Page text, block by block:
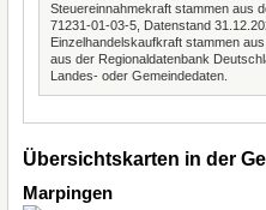
Steuereinnahmekraft stammen aus
71231-01-03-5, Datenstand
Einzelhandelskaufkraft stammen
aus der Regionaldatenbank
Landes- oder Gemeindedaten.
Übersichtskarten in der
Marpingen